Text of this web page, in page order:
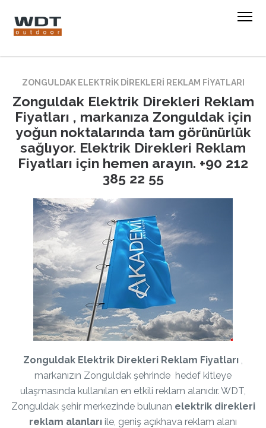
ZONGULDAK ELEKTRIK DIREKLERI REKLAM FIYATLARI
Zonguldak Elektrik Direkleri Reklam
Fiyatları , markanıza Zonguldak için
yoğun noktalarında tam görünürlük
sağlıyor. Elektrik Direkleri Reklam
Fiyatları için hemen arayın. +90 212
385 22 55
Zonguldak Elektrik Direkleri Reklam Fiyatları ,
markanızın Zonguldak şehrinde hedef kitleye
ulaşmasında kullanılan en etkili reklam alanıdır. WDT,
Zonguldak şehir merkezinde bulunan elektrik direkleri
reklam alanları ile, geniş açıkhava reklam alanı